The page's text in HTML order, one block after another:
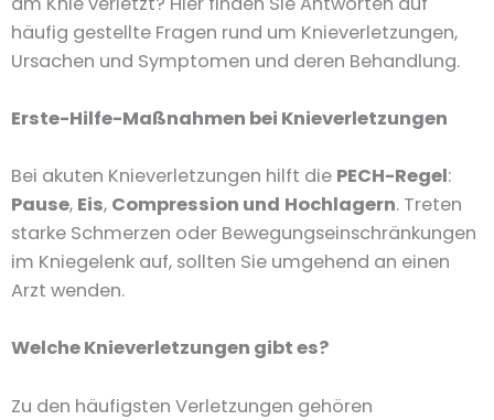
häufig gestellte Fragen rund um Knieverletzungen,
Ursachen und Symptomen und deren Behandlung.
Erste-Hilfe-Maßnahmen bei Knieverletzungen
Bei akuten Knieverletzungen hilft die PECH-Regel:
Pause, Eis, Compression und Hochlagern. Treten
starke Schmerzen oder Bewegungseinschränkungen
im Kniegelenk auf, sollten Sie umgehend an einen
Arzt wenden.
Welche Knieverletzungen gibt es?
Zu den häufigsten Verletzungen gehören